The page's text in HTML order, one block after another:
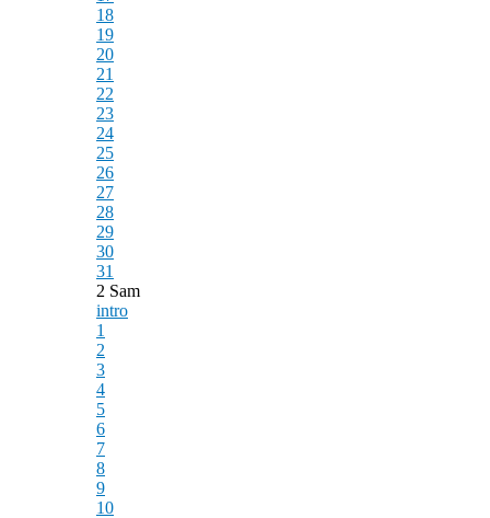
18
19
20
21
22
23
24
25
26
27
28
29
30
31
2 Sam
intro
1
2
3
4
5
6
7
8
9
10